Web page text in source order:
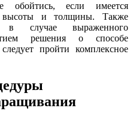
обойтись, если имеется
высоты и толщины. Также
в случае выраженного
решения о способе
пройти комплексное